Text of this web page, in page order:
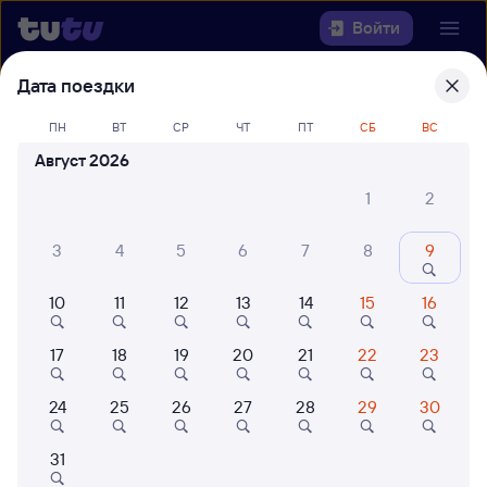
Войти
Выберите день, чтобы найти
билеты Рязань — Вязовая
Откуда
Найти поезда
Дата поездки
ПН ВТ СР ЧТ ПТ СБ ВС
Август 2026
1
2
3 4 5 6 7 8 9
10 11 12 13 14 15 16
17 18 19 20 21 22 23
24 25 26 27 28 29 30
31